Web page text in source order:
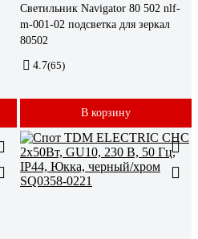
Светильник Navigator 80 502 nlf-
m-001-02 подсветка для зеркал
80502
4.7(65)
В корзину